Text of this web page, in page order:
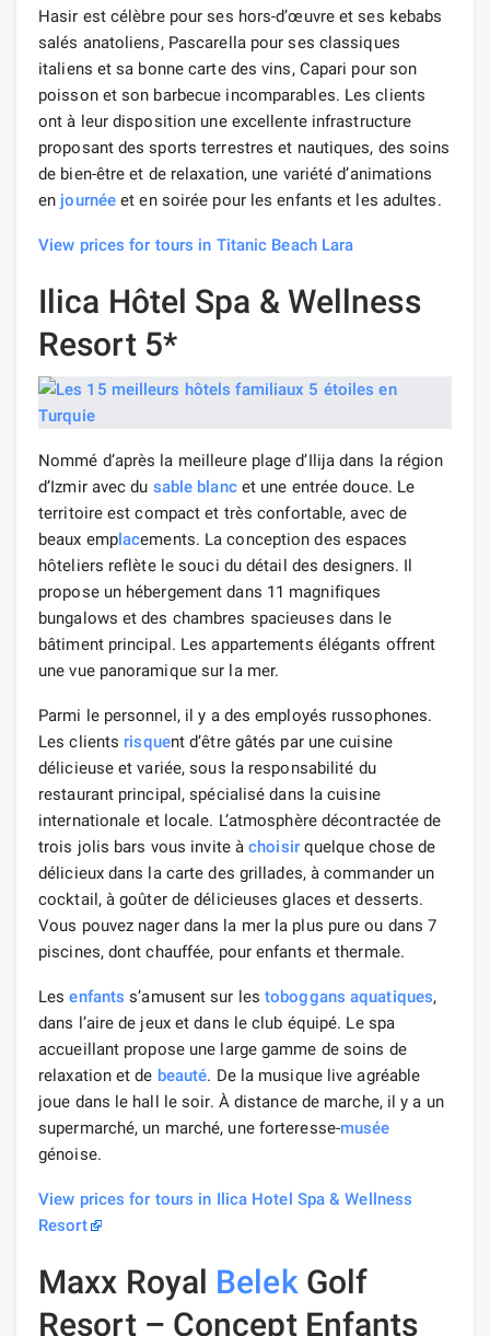
Hasir est célèbre pour ses hors-d’œuvre et ses kebabs
salés anatoliens, Pascarella pour ses classiques
italiens et sa bonne carte des vins, Capari pour son
poisson et son barbecue incomparables. Les clients
ont à leur disposition une excellente infrastructure
proposant des sports terrestres et nautiques, des soins
de bien-être et de relaxation, une variété d’animations
en journée et en soirée pour les enfants et les adultes.
View prices for tours in Titanic Beach Lara
Ilica Hôtel Spa & Wellness
Resort 5*
Nommé d’après la meilleure plage d’Ilija dans la région
d’Izmir avec du sable blancet une entrée douce. Le
territoire est compact et très confortable, avec de
beaux emplacements. La conception des espaces
hôteliers reflète le souci du détail des designers. Il
propose un hébergement dans 11 magnifiques
bungalows et des chambres spacieuses dans le
bâtiment principal. Les appartements élégants offrent
une vue panoramique sur la mer.
Parmi le personnel, il y a des employés russophones.
Les clients risquent d’être gâtés par une cuisine
délicieuse et variée, sous la responsabilité du
restaurant principal, spécialisé dans la cuisine
internationale et locale. L’atmosphère décontractée de
trois jolis bars vous invite àchoisirquelque chose de
délicieux dans la carte des grillades, à commander un
cocktail, à goûter de délicieuses glaces et desserts.
Vous pouvez nager dans la mer la plus pure ou dans 7
piscines, dont chauffée, pour enfants et thermale.
Lesenfants s’amusent sur lestoboggans aquatiques,
dans l’aire de jeux et dans le club équipé. Le spa
accueillant propose une large gamme de soins de
relaxation et de beauté. De la musique live agréable
joue dans le hall le soir. À distance de marche, il y a un
supermarché, un marché, une forteresse-musée
génoise.
View prices for tours in Ilica Hotel Spa & Wellness
Resort
Maxx Royal Belek Golf
Resort – Concept Enfants